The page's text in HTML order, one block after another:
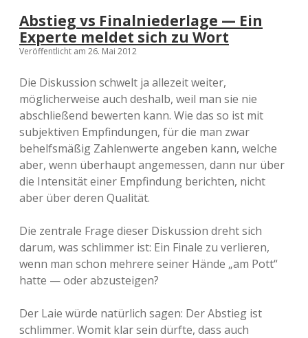
Abstieg vs Finalniederlage — Ein
Experte meldet sich zu Wort
Veröffentlicht am 26. Mai 2012
Die Diskussion schwelt ja allezeit weiter,
möglicherweise auch deshalb, weil man sie nie
abschließend bewerten kann. Wie das so ist mit
subjektiven Empfindungen, für die man zwar
behelfsmäßig Zahlenwerte angeben kann, welche
aber, wenn überhaupt angemessen, dann nur über
die Intensität einer Empfindung berichten, nicht
aber über deren Qualität.
Die zentrale Frage dieser Diskussion dreht sich
darum, was schlimmer ist: Ein Finale zu verlieren,
wenn man schon mehrere seiner Hände „am Pott“
hatte — oder abzusteigen?
Der Laie würde natürlich sagen: Der Abstieg ist
schlimmer. Womit klar sein dürfte, dass auch